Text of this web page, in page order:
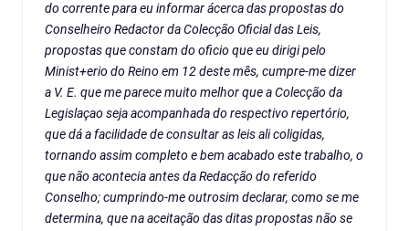
do corrente para eu informar ácerca das propostas do
Conselheiro Redactor da Colecção Oficial das Leis,
propostas que constam do oficio que eu dirigi pelo
Minist+erio do Reino em 12 deste mês, cumpre-me dizer
a V. E. que me parece muito melhor que a Colecção da
Legislaçao seja acompanhada do respectivo repertório,
que dá a facilidade de consultar as leis ali coligidas,
tornando assim completo e bem acabado este trabalho, o
que não acontecia antes da Redacção do referido
Conselho; cumprindo-me outrosim declarar, como se me
determina, que na aceitação das ditas propostas não se